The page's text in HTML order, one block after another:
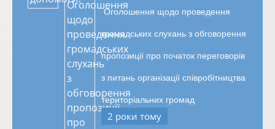
Оголошення щодо проведення
громадських слухань з обговорення
пропозиції про початок переговорів
з питань організації співробітництва
територіальних громад
2 роки тому